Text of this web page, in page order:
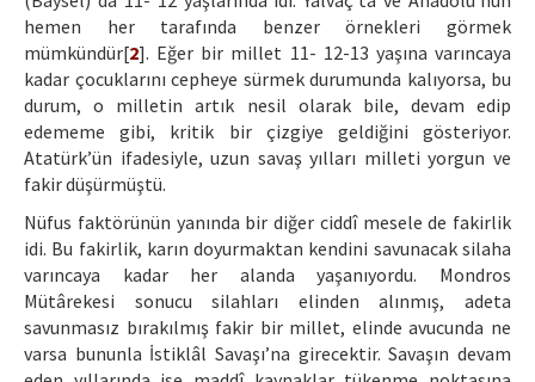
hemen her tarafında benzer örnekleri görmek
mümkündür[2]. Eğer bir millet 11- 12-13 yaşına varıncaya
kadar çocuklarını cepheye sürmek durumunda kalıyorsa, bu
durum, o milletin artık nesil olarak bile, devam edip
edememe gibi, kritik bir çizgiye geldiğini gösteriyor.
Atatürk’ün ifadesiyle, uzun savaş yılları milleti yorgun ve
fakir düşürmüştü.
Nüfus faktörünün yanında bir diğer ciddî mesele de fakirlik
idi. Bu fakirlik, karın doyurmaktan kendini savunacak silaha
varıncaya kadar her alanda yaşanıyordu. Mondros
Mütârekesi sonucu silahları elinden alınmış, adeta
savunmasız bırakılmış fakir bir millet, elinde avucunda ne
varsa bununla İstiklâl Savaşı’na girecektir. Savaşın devam